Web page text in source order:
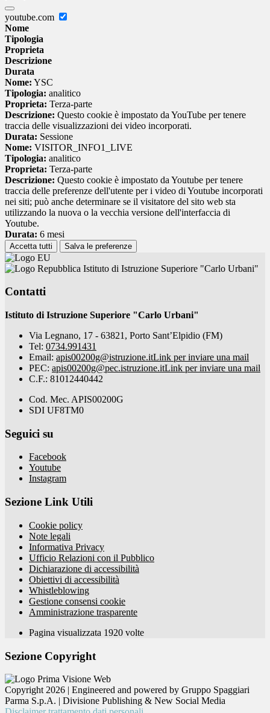
youtube.com
Nome
Tipologia
Proprieta
Descrizione
Durata
Nome: YSC
Tipologia: analitico
Proprieta: Terza-parte
Descrizione: Questo cookie è impostato da YouTube per tenere
traccia delle visualizzazioni dei video incorporati.
Durata: Sessione
Nome: VISITOR_INFO1_LIVE
Tipologia: analitico
Proprieta: Terza-parte
Descrizione: Questo cookie è impostato da Youtube per tenere
traccia delle preferenze dell'utente per i video di Youtube incorporati
nei siti; può anche determinare se il visitatore del sito web sta
utilizzando la nuova o la vecchia versione dell'interfaccia di
Youtube.
Durata: 6 mesi
Accetta tutti Salva le preferenze
Istituto di Istruzione Superiore "Carlo Urbani"
Contatti
Istituto di Istruzione Superiore "Carlo Urbani"
Via Legnano, 17 - 63821, Porto Sant’Elpidio (FM)
Tel: 0734.991431
Email: apis00200g@istruzione.itLink per inviare una mail
PEC: apis00200g@pec.istruzione.itLink per inviare una mail
C.F.: 81012440442
Cod. Mec. APIS00200G
SDI UF8TM0
Seguici su
Facebook
Youtube
Instagram
Sezione Link Utili
Cookie policy
Note legali
Informativa Privacy
Ufficio Relazioni con il Pubblico
Dichiarazione di accessibilità
Obiettivi di accessibilità
Whistleblowing
Gestione consensi cookie
Amministrazione trasparente
Pagina visualizzata 1920 volte
Sezione Copyright
Copyright 2026 | Engineered and powered by Gruppo Spaggiari
Parma S.p.A. | Divisione Publishing & New Social Media